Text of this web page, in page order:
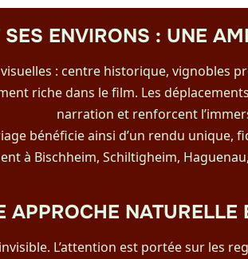
SES ENVIRONS : UNE
: centre historique, vignobles
riche dans le film. Les
narration et renforcent
bénéficie ainsi d’un rendu unique,
à Bischheim, Schiltigheim,
APPROCHE NATURELLE
L’attention est portée sur les